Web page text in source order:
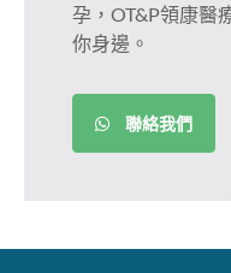
孕，OT&P領康醫
你身邊。
聯絡我們